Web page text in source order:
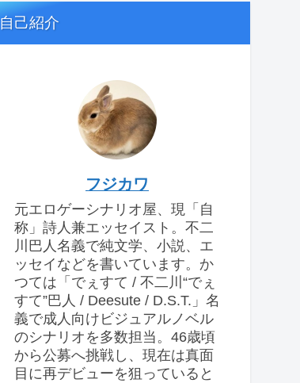
自己紹介
フジカワ
元エロゲーシナリオ屋、現「自
称」詩人兼エッセイスト。不二
川巴人名義で純文学、小説、エ
ッセイなどを書いています。か
つては「でぇすて / 不二川“でぇ
すて”巴人 / Deesute / D.S.T.」名
義で成人向けビジュアルノベル
のシナリオを多数担当。46歳頃
から公募へ挑戦し、現在は真面
目に再デビューを狙っていると